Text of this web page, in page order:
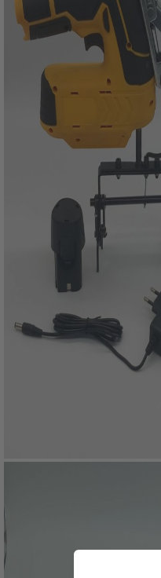
ОТВОДНИ КУТИИ
ИНВЕНТАР ЗА
ПЧЕЛНИ МАЙКИ
САНДЪЧЕТА
ИГЛИ ЗА ЛИЧИНКИ